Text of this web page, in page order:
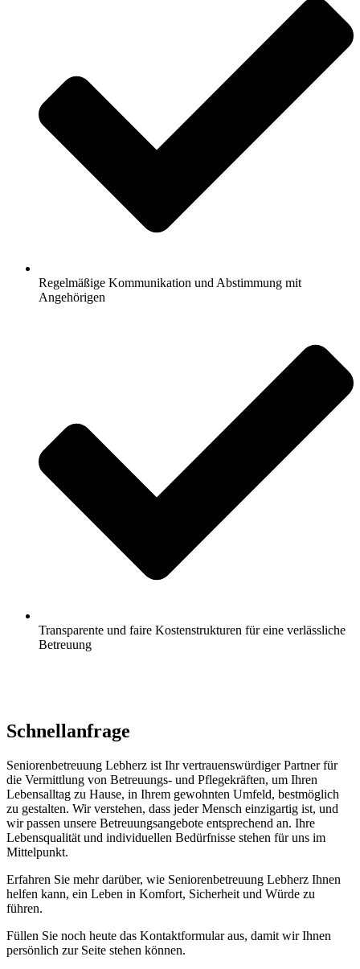
Regelmäßige Kommunikation und Abstimmung mit
Angehörigen
Transparente und faire Kostenstrukturen für eine verlässliche
Betreuung
Schnell­anfrage
Seniorenbetreuung Lebherz ist Ihr vertrauenswürdiger Partner für
die Vermittlung von Betreuungs- und Pflegekräften, um Ihren
Lebensalltag zu Hause, in Ihrem gewohnten Umfeld, bestmöglich
zu gestalten. Wir verstehen, dass jeder Mensch einzigartig ist, und
wir passen unsere Betreuungsangebote entsprechend an. Ihre
Lebensqualität und individuellen Bedürfnisse stehen für uns im
Mittelpunkt.
Erfahren Sie mehr darüber, wie Seniorenbetreuung Lebherz Ihnen
helfen kann, ein Leben in Komfort, Sicherheit und Würde zu
führen.
Füllen Sie noch heute das Kontaktformular aus, damit wir Ihnen
persönlich zur Seite stehen können.